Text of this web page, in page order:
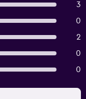
3
0
2
0
0